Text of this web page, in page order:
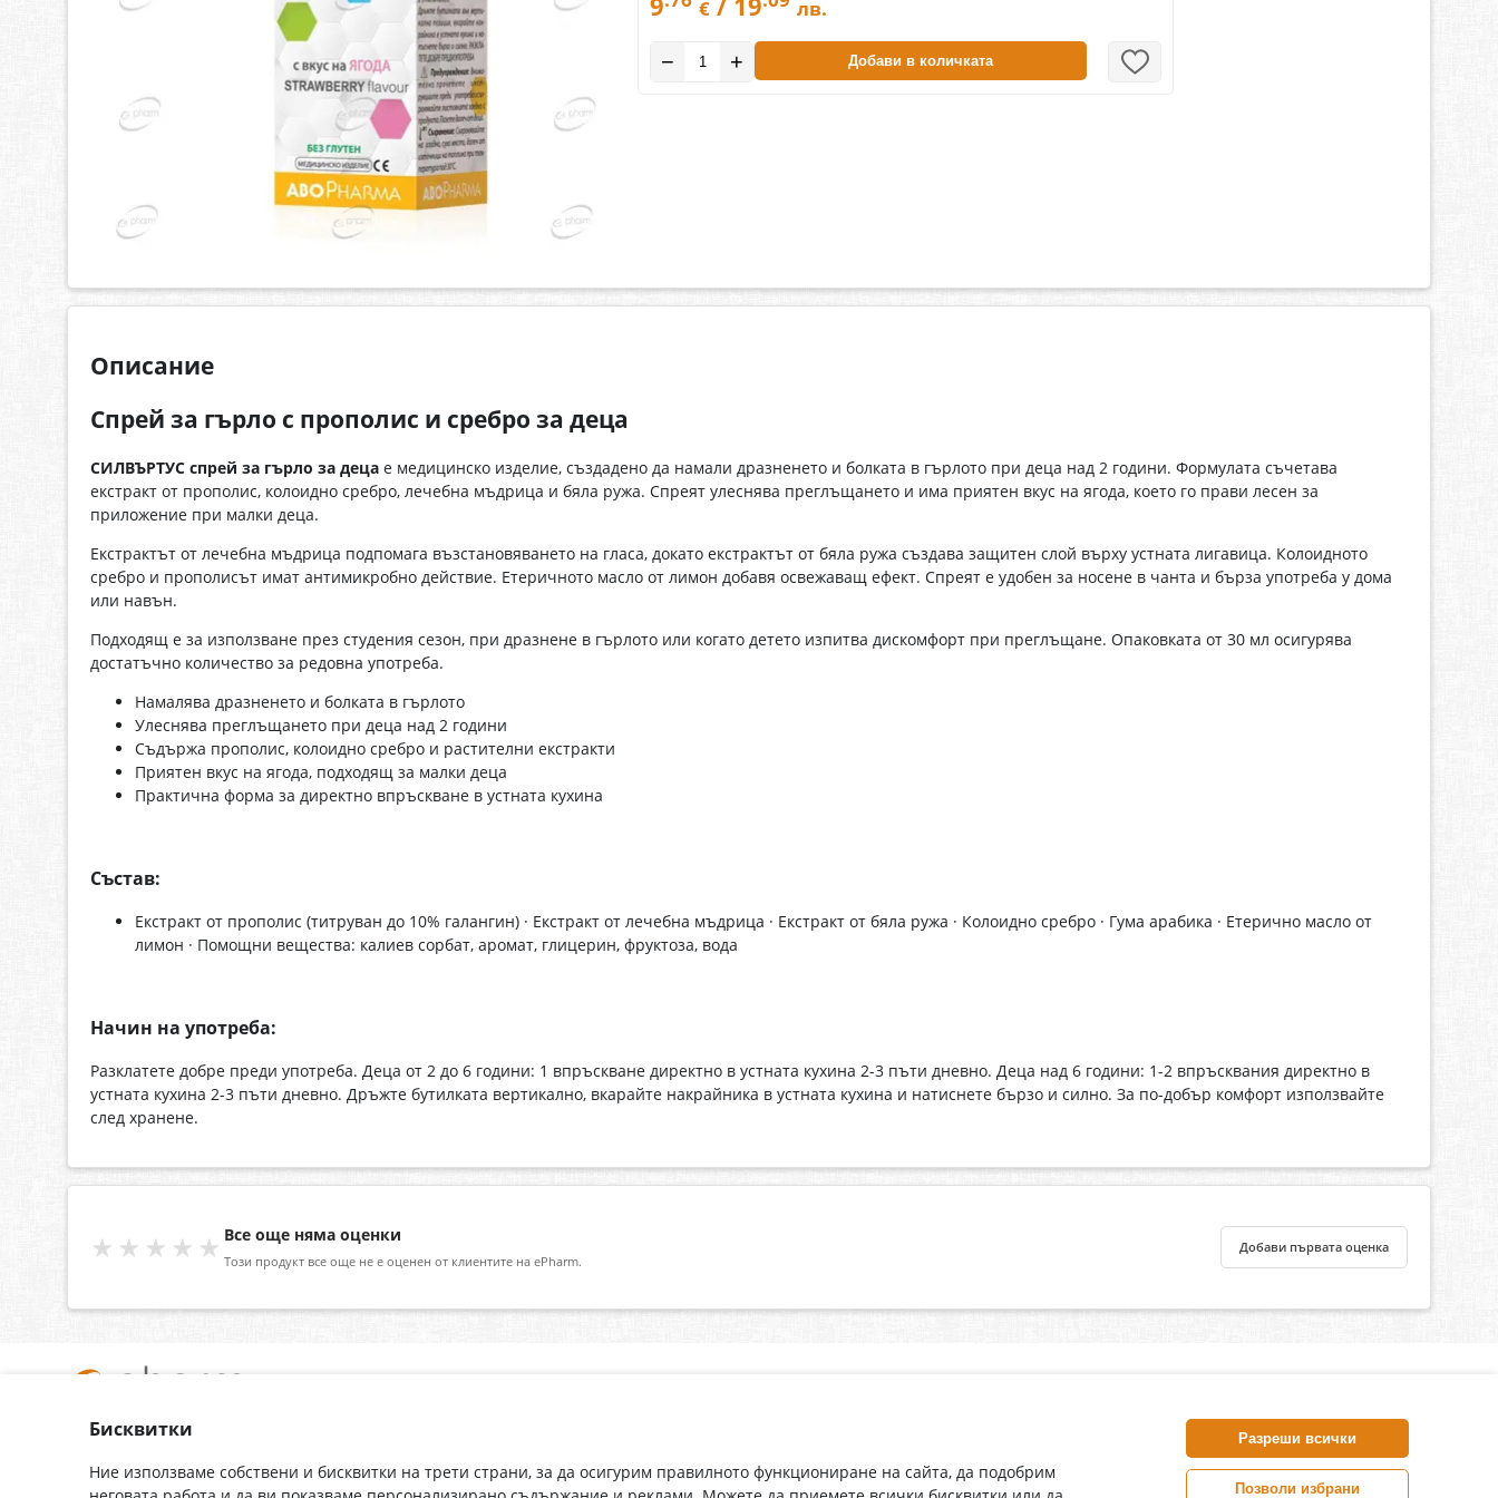
€ лв.
− + Добави в количката
Описание
Спрей за гърло с прополис и сребро за деца
СИЛВЪРТУС спрей за гърло за деца е медицинско изделие, създадено да намали дразненето и болката в гърлото при деца над 2 години. Формулата съчетава
екстракт от прополис, колоидно сребро, лечебна мъдрица и бяла ружа. Спреят улеснява преглъщането и има приятен вкус на ягода, което го прави лесен за
приложение при малки деца.
Екстрактът от лечебна мъдрица подпомага възстановяването на гласа, докато екстрактът от бяла ружа създава защитен слой върху устната лигавица. Колоидното
сребро и прополисът имат антимикробно действие. Етеричното масло от лимон добавя освежаващ ефект. Спреят е удобен за носене в чанта и бърза употреба у дома
или навън.
Подходящ е за използване през студения сезон, при дразнене в гърлото или когато детето изпитва дискомфорт при преглъщане. Опаковката от 30 мл осигурява
достатъчно количество за редовна употреба.
Намалява дразненето и болката в гърлото
Улеснява преглъщането при деца над 2 години
Съдържа прополис, колоидно сребро и растителни екстракти
Приятен вкус на ягода, подходящ за малки деца
Практична форма за директно впръскване в устната кухина
Състав:
Екстракт от прополис (титруван до 10% галангин) · Екстракт от лечебна мъдрица · Екстракт от бяла ружа · Колоидно сребро · Гума арабика · Етерично масло от
лимон · Помощни вещества: калиев сорбат, аромат, глицерин, фруктоза, вода
Начин на употреба:
Разклатете добре преди употреба. Деца от 2 до 6 години: 1 впръскване директно в устната кухина 2-3 пъти дневно. Деца над 6 години: 1-2 впръсквания директно в
устната кухина 2-3 пъти дневно. Дръжте бутилката вертикално, вкарайте накрайника в устната кухина и натиснете бързо и силно. За по-добър комфорт използвайте
след хранене.
★★★★★ Все още няма оценки
Този продукт все още не е оценен от клиентите на ePharm.
Добави първата оценка
За нас
Контакти
Доставка
Гаранция
С абонамента се съгласявам сПолитиката за лични данни .
ePharm.bg е лицензирана онлайн аптека и част от аптеки
„Ванчева“, които повече от 30 години се грижат за здравето на
своите пациенти.
Бисквитки
Ние използваме собствени и бисквитки на трети страни, за да осигурим правилното функциониране на сайта, да подобрим
Разреши всички
Позволи избрани